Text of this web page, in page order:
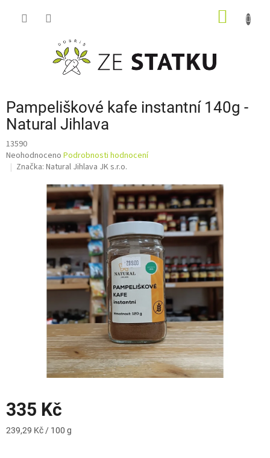
Pampeliškové kafe instantní 140g -
Natural Jihlava
13590
Průměrné
hodnocení
Neohodnoceno Podrobnosti hodnocení
Značka: Natural Jihlava JK s.r.o.
335 Kč
Měrná
239,29 Kč / 100 g